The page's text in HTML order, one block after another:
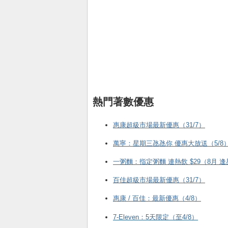
熱門著數優惠
惠康超級市場最新優惠（31/7）
萬寧：星期三氹氹你 優惠大放送（5/8）
一粥麵：指定粥麵 連熱飲 $29（8月 逢
百佳超級市場最新優惠（31/7）
惠康 / 百佳：最新優惠（4/8）
7-Eleven：5天限定（至4/8）